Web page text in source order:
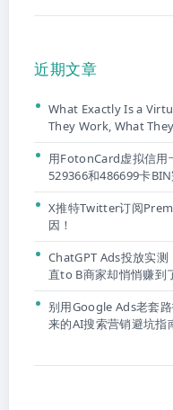
近期文章
What Exactly Is a
They Work, What
用FotonCard虚拟信用
529366和486699卡
X推特Twitter订阅
因！
ChatGPT Ads投放实
直to B商家却悄悄赚到
别用Google Ads老套
来的AI搜索营销避坑指